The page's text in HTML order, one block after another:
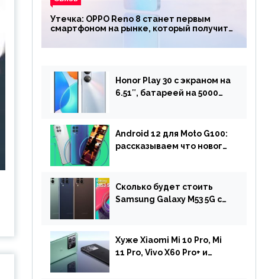
Утечка: OPPO Reno 8 станет первым
смартфоном на рынке, который получит
Honor Play 30 с экраном на
6.51″, батареей на 5000
Android 12 для Moto G100:
рассказываем что нового
Сколько будет стоить
Samsung Galaxy M53 5G с
Европе
Хуже Xiaomi Mi 10 Pro, Mi
11 Pro, Vivo X60 Pro+ и